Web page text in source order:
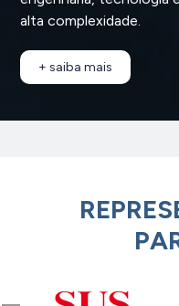
alta complexidade.
+ saiba mais